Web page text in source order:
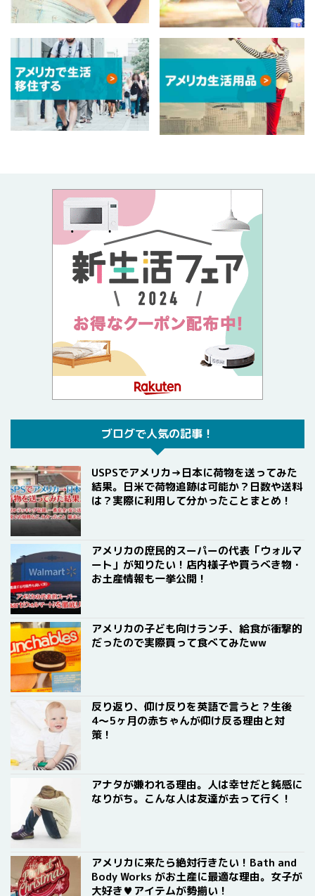
ブログで人気の記事！
USPSでアメリカ→日本に荷物を送ってみた
結果。日米で荷物追跡は可能か？日数や送料
は？実際に利用して分かったことまとめ！
アメリカの庶民的スーパーの代表「ウォルマ
ート」が知りたい！店内様子や買うべき物・
お土産情報も一挙公開！
アメリカの子ども向けランチ、給食が衝撃的
だったので実際買って食べてみたww
反り返り、仰け反りを英語で言うと？生後
4〜5ヶ月の赤ちゃんが仰け反る理由と対
策！
アナタが嫌われる理由。人は幸せだと鈍感に
なりがち。こんな人は友達が去って行く！
アメリカに来たら絶対行きたい！Bath and
Body Works がお土産に最適な理由。女子が
大好き♥アイテムが勢揃い！